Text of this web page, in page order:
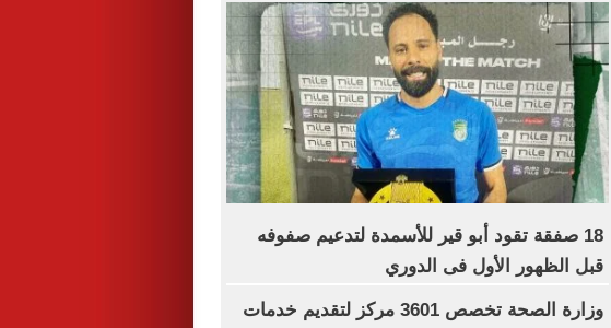
18 صفقة تقود أبو قير للأسمدة لتدعيم صفوفه
قبل الظهور الأول فى الدوري
وزارة الصحة تخصص 3601 مركز لتقديم خدمات